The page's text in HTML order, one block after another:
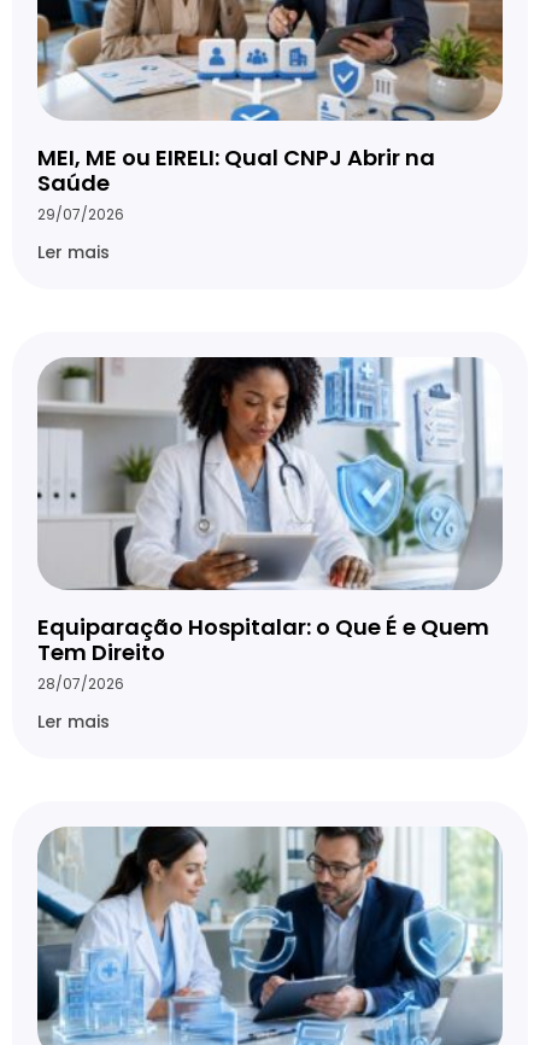
MEI, ME ou EIRELI: Qual CNPJ Abrir na
Saúde
29/07/2026
Ler mais
Equiparação Hospitalar: o Que É e Quem
Tem Direito
28/07/2026
Ler mais